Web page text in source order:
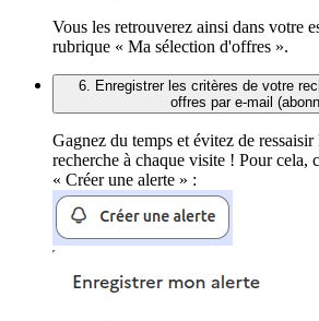
Vous les retrouverez ainsi dans votre
rubrique « Ma sélection d'offres ».
6. Enregistrer les critères de votre
offres par e-mail
Gagnez du temps et évitez de
recherche à chaque visite ! Pour cela,
« Créer une alerte » :